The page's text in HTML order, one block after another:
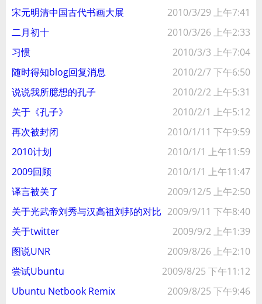
宋元明清中国古代书画大展
2010/3/29 上午7:41
二月初十
2010/3/26 上午2:33
习惯
2010/3/3 上午7:04
随时得知blog回复消息
2010/2/7 下午6:50
说说我所臆想的孔子
2010/2/2 上午5:31
关于《孔子》
2010/2/1 上午5:12
再次被封闭
2010/1/11 下午9:59
2010计划
2010/1/1 上午11:59
2009回顾
2010/1/1 上午11:47
译言被关了
2009/12/5 上午2:50
关于光武帝刘秀与汉高祖刘邦的对比 2009/9/11 下午8:40
关于twitter
2009/9/2 上午1:39
图说UNR
2009/8/26 上午2:10
尝试Ubuntu
2009/8/25 下午11:12
Ubuntu Netbook Remix
2009/8/25 下午9:46